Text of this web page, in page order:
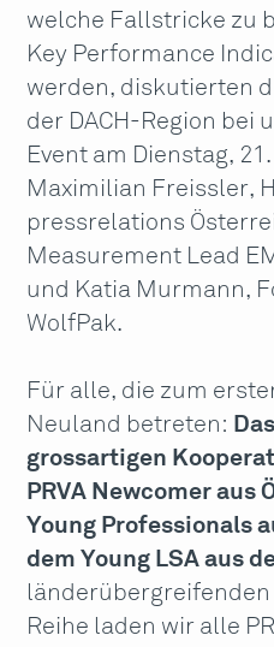
welche Fallstricke zu
Key Performance
werden, diskutierten
der DACH-Region bei
Event am Dienstag,
Maximilian Freissler,
pressrelations
Measurement Lead
und Katia Murmann,
WolfPak.
Für alle, die zum
Neuland betreten:
grossartigen
PRVA Newcomer aus
Young Professionals
dem Young LSA aus
Reihe laden wir alle